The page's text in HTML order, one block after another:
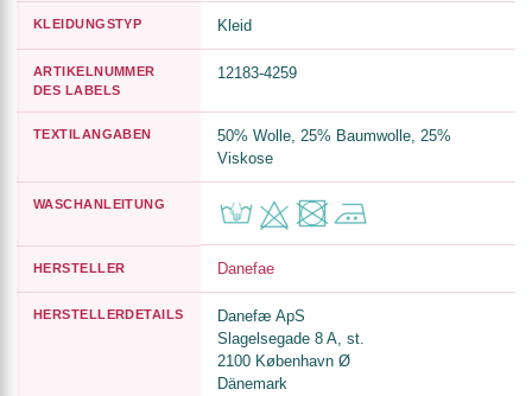
KLEIDUNGSTYP Kleid
ARTIKELNUMMER
DES LABELS
12183-4259
TEXTILANGABEN
50% Wolle, 25% Baumwolle, 25%
Viskose
WASCHANLEITUNG
HERSTELLER Danefae
HERSTELLERDETAILS
Danefæ ApS
Slagelsegade 8 A, st.
2100 København Ø
Dänemark